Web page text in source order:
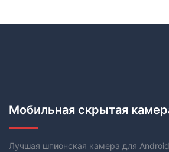
Мобильная скрытая
Лучшая шпионская камера для